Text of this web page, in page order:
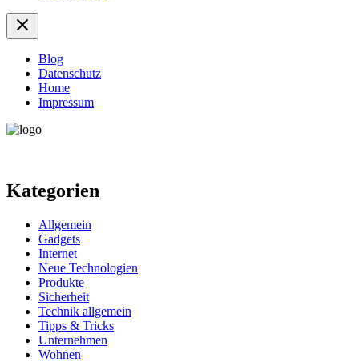
Blog
Datenschutz
Home
Impressum
Kategorien
Allgemein
Gadgets
Internet
Neue Technologien
Produkte
Sicherheit
Technik allgemein
Tipps & Tricks
Unternehmen
Wohnen